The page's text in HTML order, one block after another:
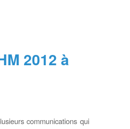
2012 à
communications qui